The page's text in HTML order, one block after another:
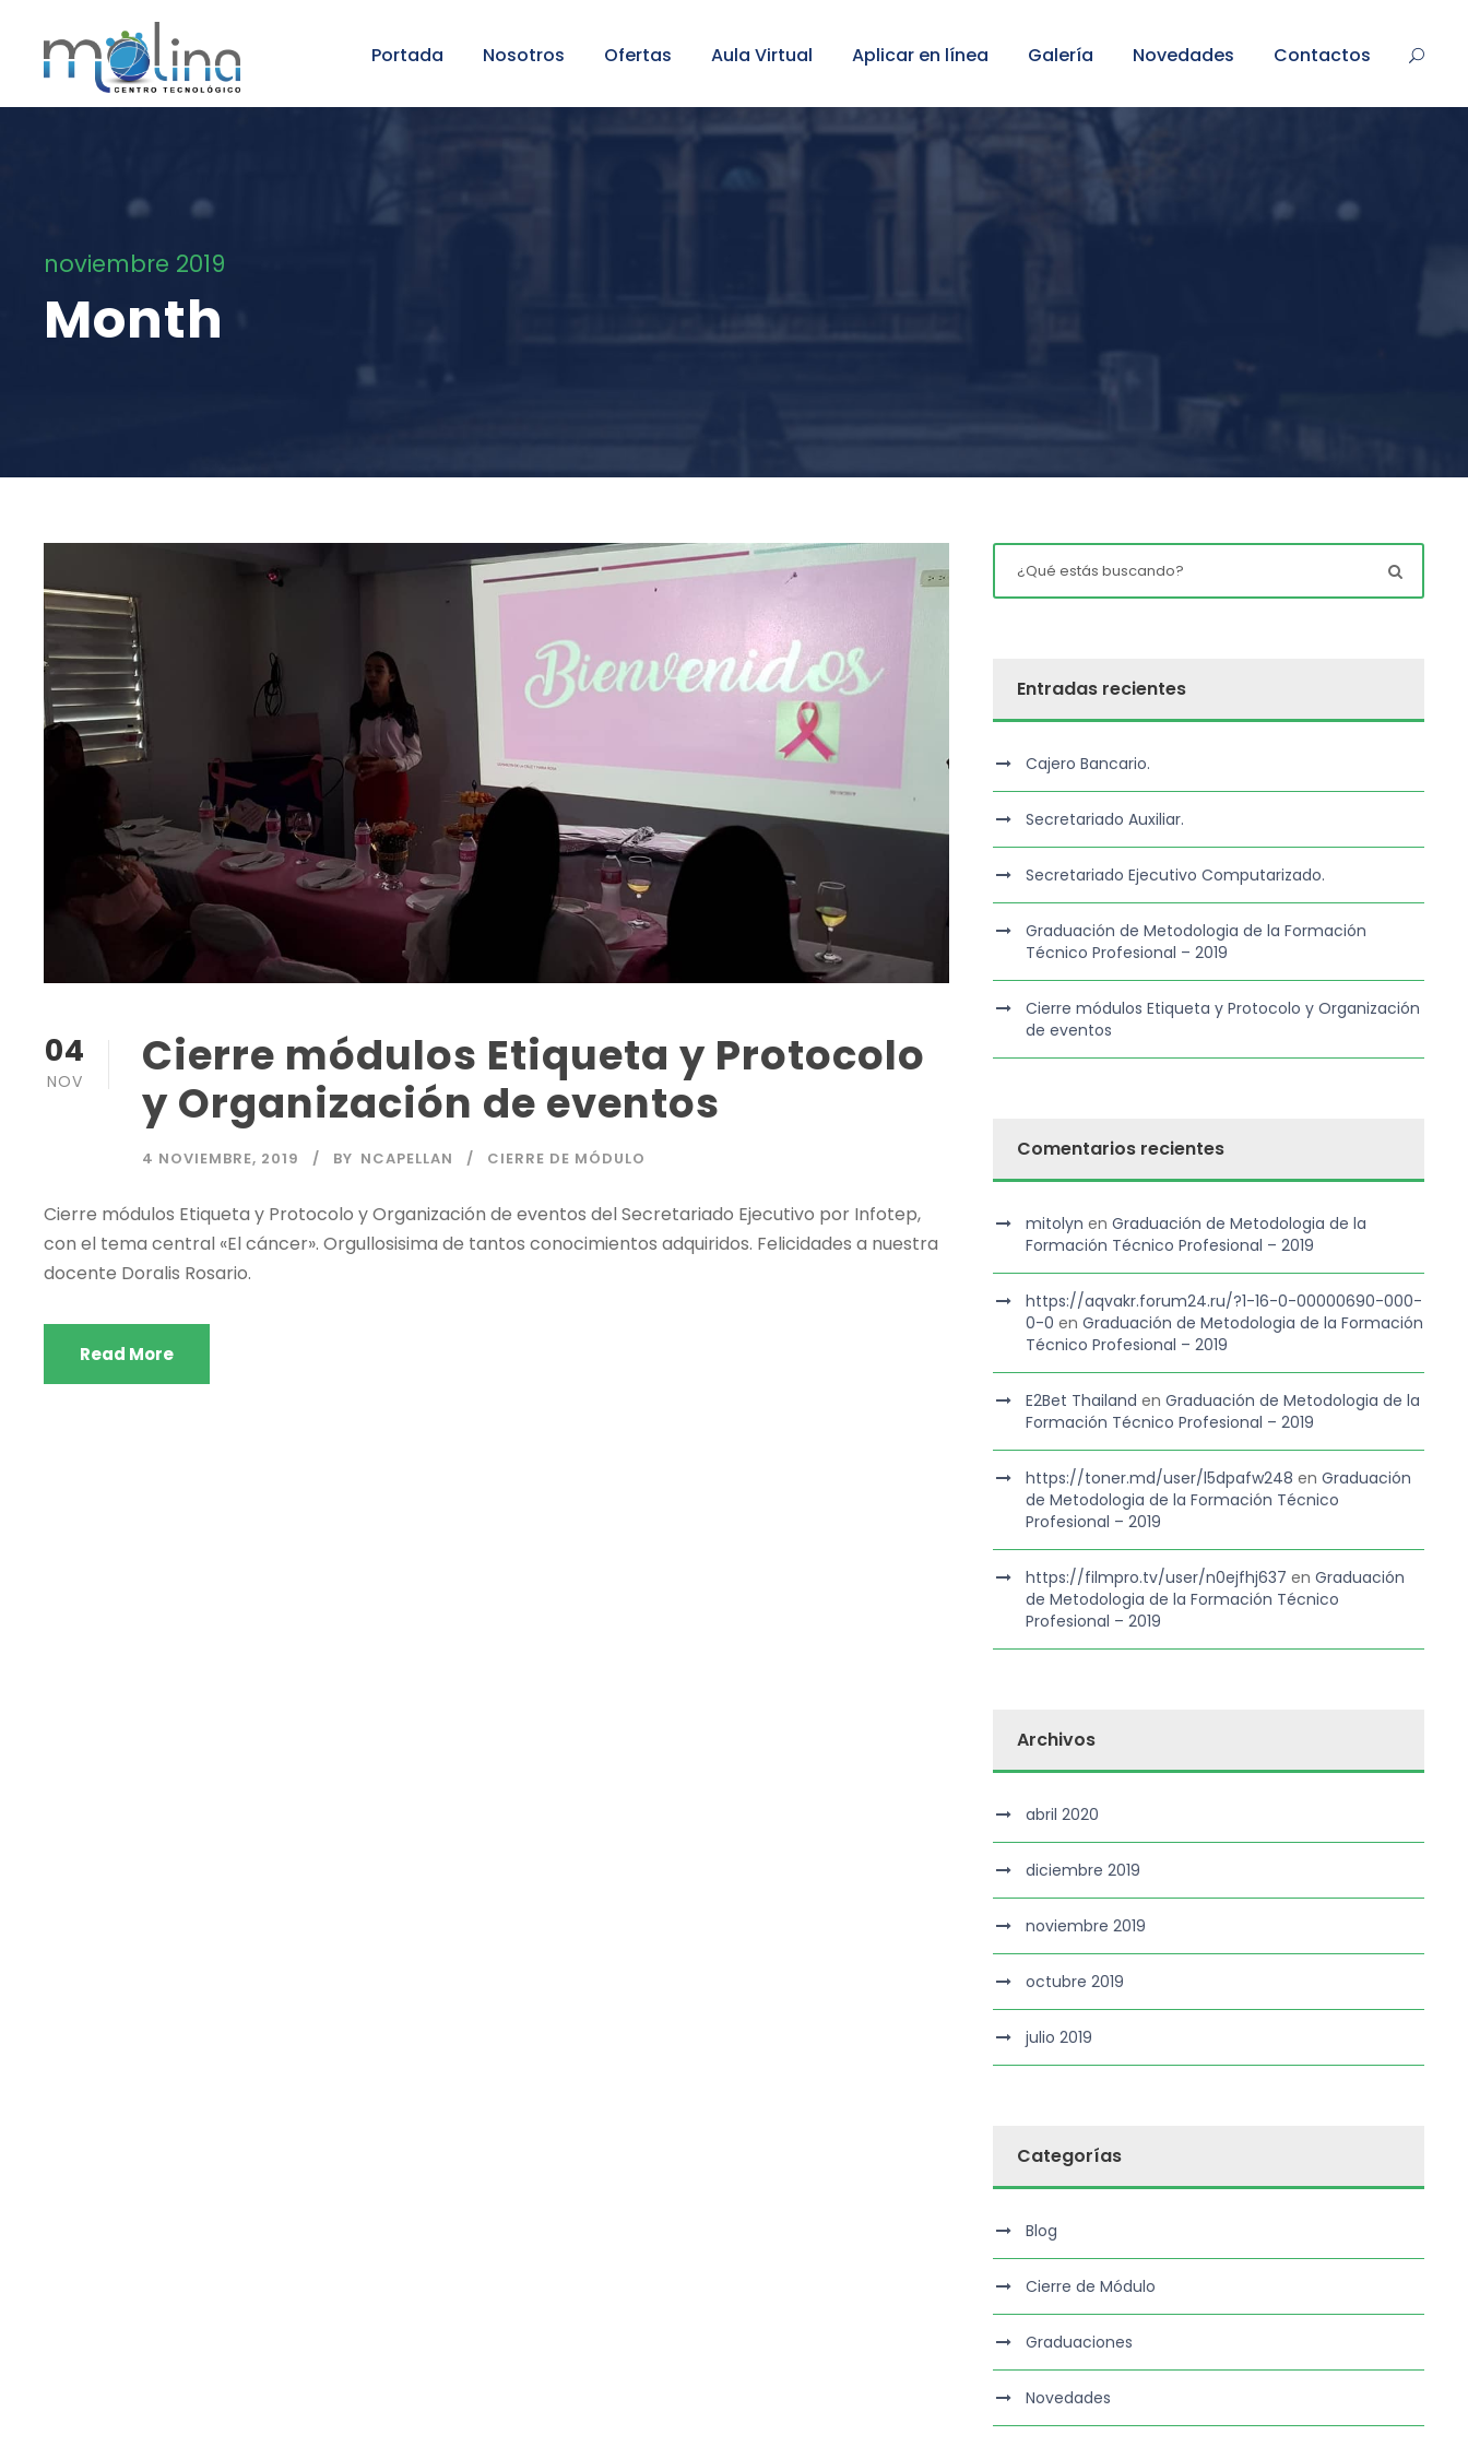
Portada Nosotros Ofertas Aula Virtual Aplicar en línea Galería Novedades Contactos
noviembre 2019
Month
04
NOV
Cierre módulos Etiqueta y Protocolo
y Organización de eventos
4 NOVIEMBRE, 2019 BY NCAPELLAN CIERRE DE MÓDULO
Cierre módulos Etiqueta y Protocolo y Organización de eventos del Secretariado Ejecutivo por Infotep,
con el tema central «El cáncer». Orgullosisima de tantos conocimientos adquiridos. Felicidades a nuestra
docente Doralis Rosario.
Read More
Entradas recientes
Cajero Bancario.
Secretariado Auxiliar.
Secretariado Ejecutivo Computarizado.
Graduación de Metodologia de la Formación
Técnico Profesional – 2019
Cierre módulos Etiqueta y Protocolo y Organización
de eventos
Comentarios recientes
mitolyn enGraduación de Metodologia de la
Formación Técnico Profesional – 2019
https://aqvakr.forum24.ru/?1-16-0-00000690-000-
0-0 enGraduación de Metodologia de la Formación
Técnico Profesional – 2019
E2Bet Thailand enGraduación de Metodologia de la
Formación Técnico Profesional – 2019
https://toner.md/user/l5dpafw248 enGraduación
de Metodologia de la Formación Técnico
Profesional – 2019
https://filmpro.tv/user/n0ejfhj637 enGraduación
de Metodologia de la Formación Técnico
Profesional – 2019
Archivos
abril 2020
diciembre 2019
noviembre 2019
octubre 2019
julio 2019
Categorías
Blog
Cierre de Módulo
Graduaciones
Novedades